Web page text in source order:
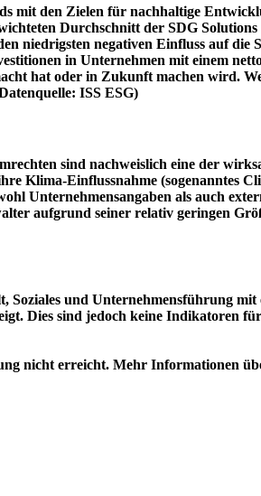
mit den Zielen für nachhaltige
Durchschnitt der SDG
niedrigsten negativen Einfluss auf die
in Unternehmen mit einem
hat oder in Zukunft machen wird.
ISS ESG)
sind nachweislich eine der
Klima-Einflussnahme (sogenanntes
Unternehmensangaben als auch
aufgrund seiner relativ geringen
und Unternehmensführung
Dies sind jedoch keine Indikatoren
nicht erreicht. Mehr Informationen